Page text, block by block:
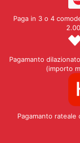
Paga in 3 o 4
Pagamanto
(importo
Pagamanto rateale